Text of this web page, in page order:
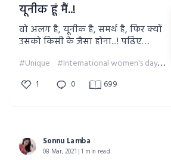
यूनीक हूं मैं..!
वो अलग है, यूनीक है, समर्थ है, फिर क्यों
उसको किसी के जैसा होना...! पढिए
#Unique #International women's day
1
0 699
Sonnu Lamba
08 Mar, 2021 | 1 min read